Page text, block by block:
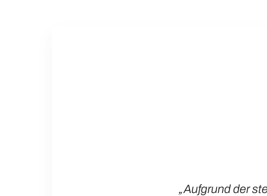
„Aufgrund der